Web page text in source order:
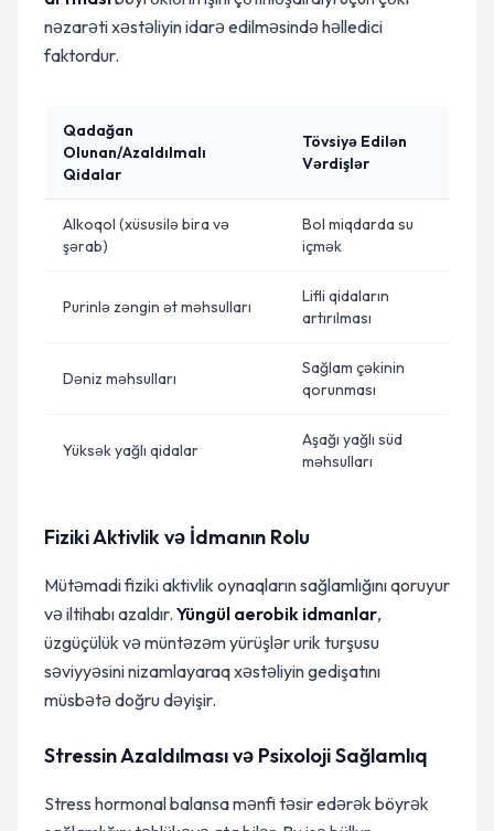
nəzarəti xəstəliyin idarə edilməsində həlledici
faktordur.
Qadağan
Olunan/Azaldılmalı
Qidalar
Tövsiyə Edilən
Vərdişlər
Alkoqol (xüsusilə bira və
şərab)
Bol miqdarda su
içmək
Purinlə zəngin ət məhsulları
Lifli qidaların
artırılması
Dəniz məhsulları
Sağlam çəkinin
qorunması
Yüksək yağlı qidalar
Aşağı yağlı süd
məhsulları
Fiziki Aktivlik və İdmanın Rolu
Mütəmadi fiziki aktivlik oynaqların sağlamlığını qoruyur
və iltihabı azaldır. Yüngül aerobik idmanlar,
üzgüçülük və müntəzəm yürüşlər urik turşusu
səviyyəsini nizamlayaraq xəstəliyin gedişatını
müsbətə doğru dəyişir.
Stressin Azaldılması və Psixoloji Sağlamlıq
Stress hormonal balansa mənfi təsir edərək böyrək